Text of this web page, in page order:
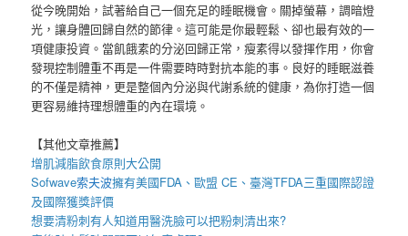
從今晚開始，試著給自己一個充足的睡眠機會。關掉螢幕，調暗燈
光，讓身體回歸自然的節律。這可能是你最輕鬆、卻也最有效的一
項健康投資。當飢餓素的分泌回歸正常，瘦素得以發揮作用，你會
發現控制體重不再是一件需要時時對抗本能的事。良好的睡眠滋養
的不僅是精神，更是整個內分泌與代謝系統的健康，為你打造一個
更容易維持理想體重的內在環境。
【其他文章推薦】
增肌減脂飲食原則大公開
Sofwave索夫波擁有美國FDA、歐盟 CE、臺灣TFDA三重國際認證
及國際獲獎評價
想要清粉刺有人知道用醫洗臉可以把粉刺清出來?